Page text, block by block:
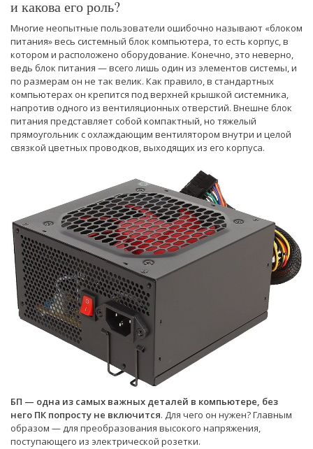
и какова его роль?
Многие неопытные пользователи ошибочно называют «блоком
питания» весь системный блок компьютера, то есть корпус, в
котором и расположено оборудование. Конечно, это неверно,
ведь блок питания — всего лишь один из элементов системы, и
по размерам он не так велик. Как правило, в стандартных
компьютерах он крепится под верхней крышкой системника,
напротив одного из вентиляционных отверстий. Внешне блок
питания представляет собой компактный, но тяжелый
прямоугольник с охлаждающим вентилятором внутри и целой
связкой цветных проводков, выходящих из его корпуса.
БП — одна из самых важных деталей в компьютере, без
него ПК попросту не включится. Для чего он нужен? Главным
образом — для преобразования высокого напряжения,
поступающего из электрической розетки.